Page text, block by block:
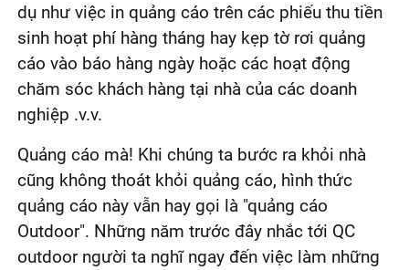
dụ như việc in quảng cáo trên các phiếu thu tiền
sinh hoạt phí hàng tháng hay kẹp tờ rơi quảng
cáo vào báo hàng ngày hoặc các hoạt động
chăm sóc khách hàng tại nhà của các doanh
nghiệp .v.v.
Quảng cáo mà! Khi chúng ta bước ra khỏi nhà
cũng không thoát khỏi quảng cáo, hình thức
quảng cáo này vẫn hay gọi là "quảng cáo
Outdoor". Những năm trước đây nhắc tới QC
outdoor người ta nghĩ ngay đến việc làm những